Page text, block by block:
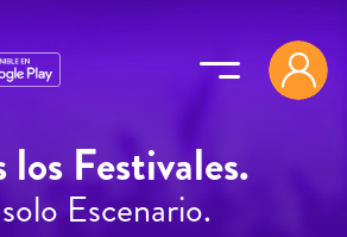
los Festivales.
Escenario.